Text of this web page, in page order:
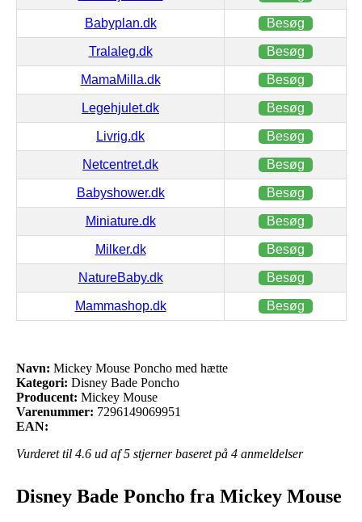
Babyplan.dk Besøg
Tralaleg.dk Besøg
MamaMilla.dk Besøg
Legehjulet.dk Besøg
Livrig.dk Besøg
Netcentret.dk Besøg
Babyshower.dk Besøg
Miniature.dk Besøg
Milker.dk Besøg
NatureBaby.dk Besøg
Mammashop.dk Besøg
Navn: Mickey Mouse Poncho med hætte
Kategori: Disney Bade Poncho
Producent: Mickey Mouse
Varenummer: 7296149069951
EAN:
Vurderet til 4.6 ud af 5 stjerner baseret på 4 anmeldelser
Disney Bade Poncho fra Mickey Mouse